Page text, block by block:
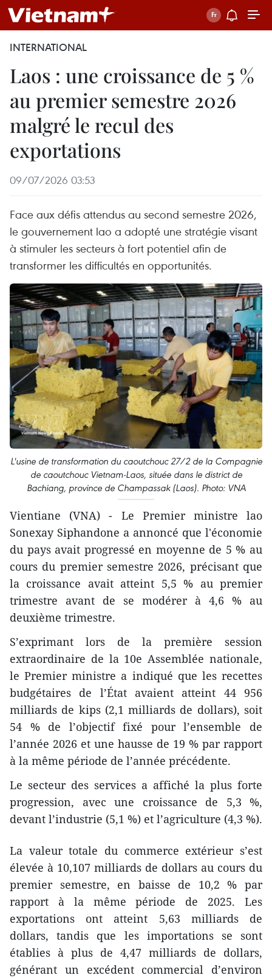
INTERNATIONAL
Laos : une croissance de 5 %
au premier semestre 2026
malgré le recul des
exportations
09/07/2026 03:53
Face aux défis attendus au second semestre 2026,
le gouvernement lao a adopté une stratégie visant
à stimuler les secteurs à fort potentiel afin de
transformer les difficultés en opportunités.
L'usine de transformation du caoutchouc 27/2 de la Compagnie
de caoutchouc Vietnam-Laos, située dans le district de
Bachiang, province de Champassak (Laos). Photo: VNA
Vientiane (VNA) - Le Premier ministre lao
Sonexay Siphandone a annoncé que l'économie
du pays avait progressé en moyenne de 5 % au
cours du premier semestre 2026, précisant que
la croissance avait atteint 5,5 % au premier
trimestre avant de se modérer à 4,6 % au
deuxième trimestre.
S’exprimant lors de la première session
extraordinaire de la 10e Assemblée nationale,
le Premier ministre a indiqué que les recettes
budgétaires de l’État avaient atteint 44 956
milliards de kips (2,1 milliards de dollars), soit
54 % de l’objectif fixé pour l’ensemble de
l’année 2026 et une hausse de 19 % par rapport
à la même période de l’année précédente.
Le secteur des services a affiché la plus forte
progression, avec une croissance de 5,3 %,
devant l’industrie (5,1 %) et l’agriculture (4,3 %).
La valeur totale du commerce extérieur s’est
élevée à 10,107 milliards de dollars au cours du
premier semestre, en baisse de 10,2 % par
rapport à la même période de 2025. Les
exportations ont atteint 5,63 milliards de
dollars, tandis que les importations se sont
établies à plus de 4,47 milliards de dollars,
générant un excédent commercial d’environ